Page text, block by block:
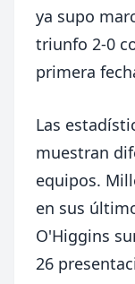
ya supo
triunfo 2-0
primera
Las
muestran
equipos.
en sus
O'Higgins
26